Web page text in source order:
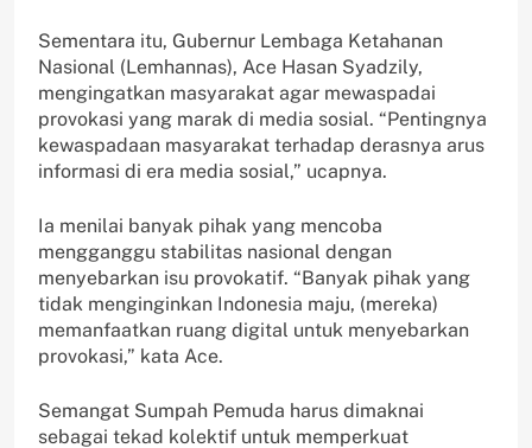
Sementara itu, Gubernur Lembaga Ketahanan
Nasional (Lemhannas), Ace Hasan Syadzily,
mengingatkan masyarakat agar mewaspadai
provokasi yang marak di media sosial. “Pentingnya
kewaspadaan masyarakat terhadap derasnya arus
informasi di era media sosial,” ucapnya.
Ia menilai banyak pihak yang mencoba
mengganggu stabilitas nasional dengan
menyebarkan isu provokatif. “Banyak pihak yang
tidak menginginkan Indonesia maju, (mereka)
memanfaatkan ruang digital untuk menyebarkan
provokasi,” kata Ace.
Semangat Sumpah Pemuda harus dimaknai
sebagai tekad kolektif untuk memperkuat